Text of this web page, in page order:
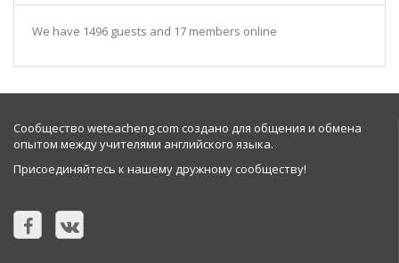
We have 1496 guests and 17 members online
Сообщество weteacheng.com создано для общения и обмена
опытом между учителями английского языка.
Присоединяйтесь к нашему дружному сообществу!